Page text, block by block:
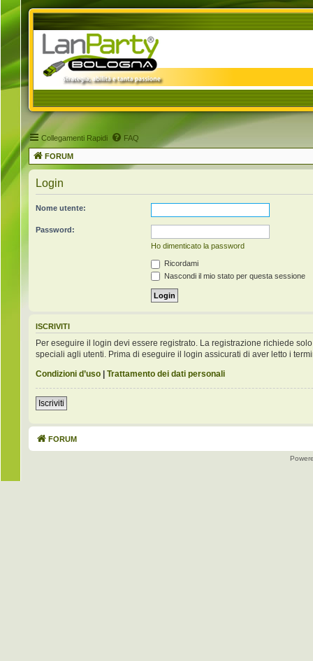
Collegamenti Rapidi FAQ
FORUM
Login
Nome utente:
Password:
Ho dimenticato la password
Ricordami
Nascondi il mio stato per questa sessione
ISCRIVITI
Per eseguire il login devi essere registrato. La registrazione richiede
speciali agli utenti. Prima di eseguire il login assicurati di aver letto i
Condizioni d’uso | Trattamento dei dati personali
Iscriviti
FORUM